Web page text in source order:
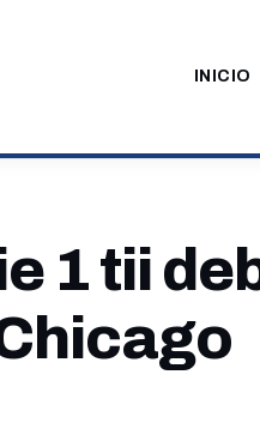
INICIO
1 tii